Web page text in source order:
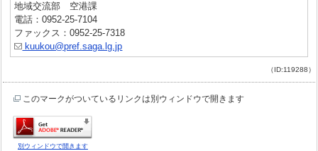
地域交流部 空港課
電話：0952-25-7104
ファックス：0952-25-7318
kuukou@pref.saga.lg.jp
（ID:119288）
このマークがついているリンクは別ウィンドウで開きます
別ウィンドウで開きます